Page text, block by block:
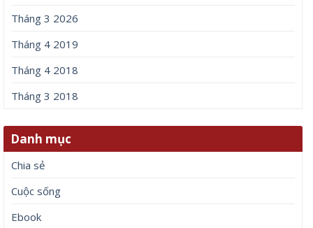
Tháng 3 2026
Tháng 4 2019
Tháng 4 2018
Tháng 3 2018
Danh mục
Chia sẻ
Cuộc sống
Ebook